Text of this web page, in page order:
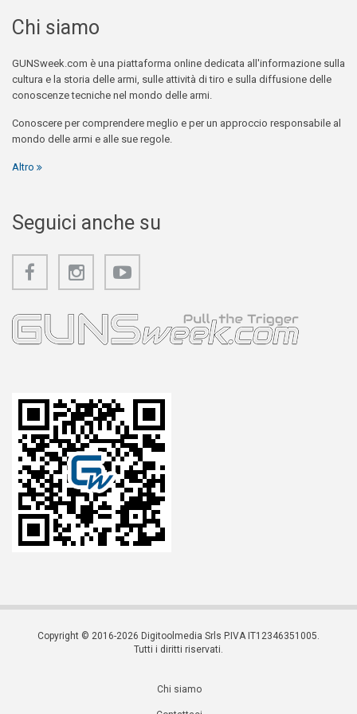
Chi siamo
GUNSweek.com è una piattaforma online dedicata all'informazione sulla
cultura e la storia delle armi, sulle attività di tiro e sulla diffusione delle
conoscenze tecniche nel mondo delle armi.
Conoscere per comprendere meglio e per un approccio responsabile al
mondo delle armi e alle sue regole.
Altro
Seguici anche su
Copyright © 2016-2026 Digitoolmedia Srls P.IVA IT12346351005.
Tutti i diritti riservati.
Chi siamo